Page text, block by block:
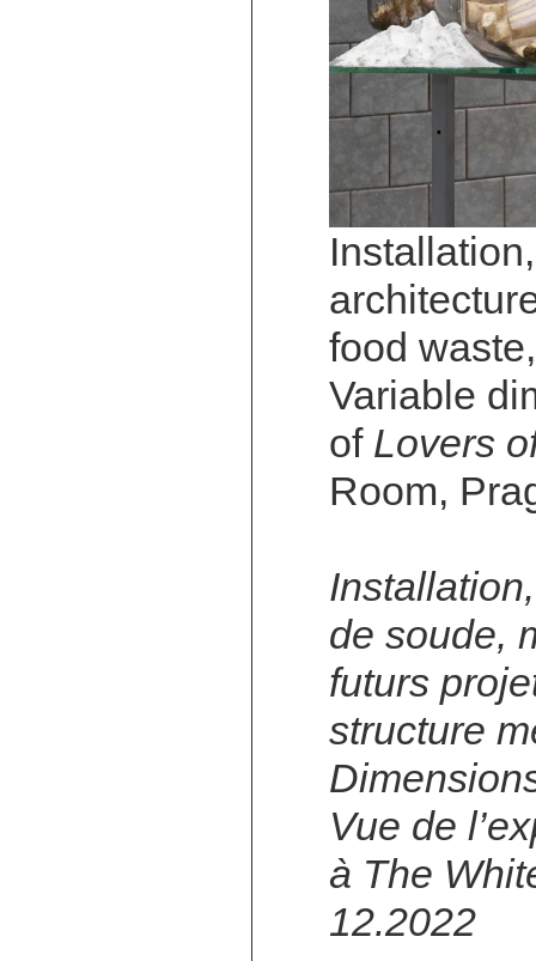
food
Variable
of Lovers
Room,
de soude,
futurs
structure
Vue de
à The
12.2022